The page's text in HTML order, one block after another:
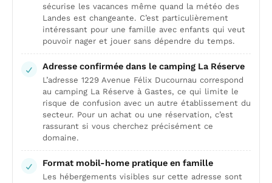
sécurise les vacances même quand la météo des
Landes est changeante. C’est particulièrement
intéressant pour une famille avec enfants qui veut
pouvoir nager et jouer sans dépendre du temps.
Adresse confirmée dans le camping La Réserve
L’adresse 1229 Avenue Félix Ducournau correspond
au camping La Réserve à Gastes, ce qui limite le
risque de confusion avec un autre établissement du
secteur. Pour un achat ou une réservation, c’est
rassurant si vous cherchez précisément ce
domaine.
Format mobil-home pratique en famille
Les hébergements visibles sur cette adresse sont